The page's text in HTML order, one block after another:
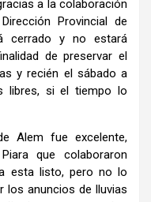
a la colaboración
Provincial de
cerrado y no estará
de preservar el
y recién el sábado a
libres, si el tiempo lo
Alem fue excelente,
que colaboraron
esta listo, pero no lo
los anuncios de lluvias